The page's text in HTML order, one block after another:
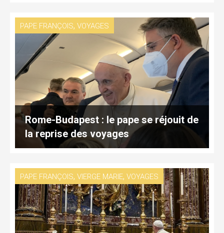
PAPE FRANÇOIS, VOYAGES
Rome-Budapest : le pape se réjouit de
la reprise des voyages
PAPE FRANÇOIS, VIERGE MARIE, VOYAGES